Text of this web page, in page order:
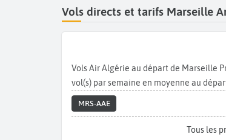
Vols directs et tarifs Marseille
Vols Air Algérie au départ de Marseille
vol(s) par semaine en moyenne au
MRS-AAE
Tous les